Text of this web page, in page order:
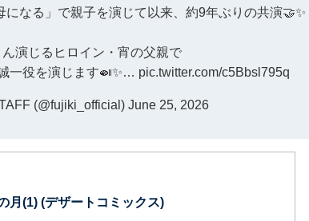
になる」で親子を演じて以来、約9年ぶりの共演🤝✨
ん演じるヒロイン・宵の父親で
一役を演じます🍛✨… pic.twitter.com/c5Bbsl795q
(@fujiki_official) June 25, 2026
月(1) (デザートコミックス)